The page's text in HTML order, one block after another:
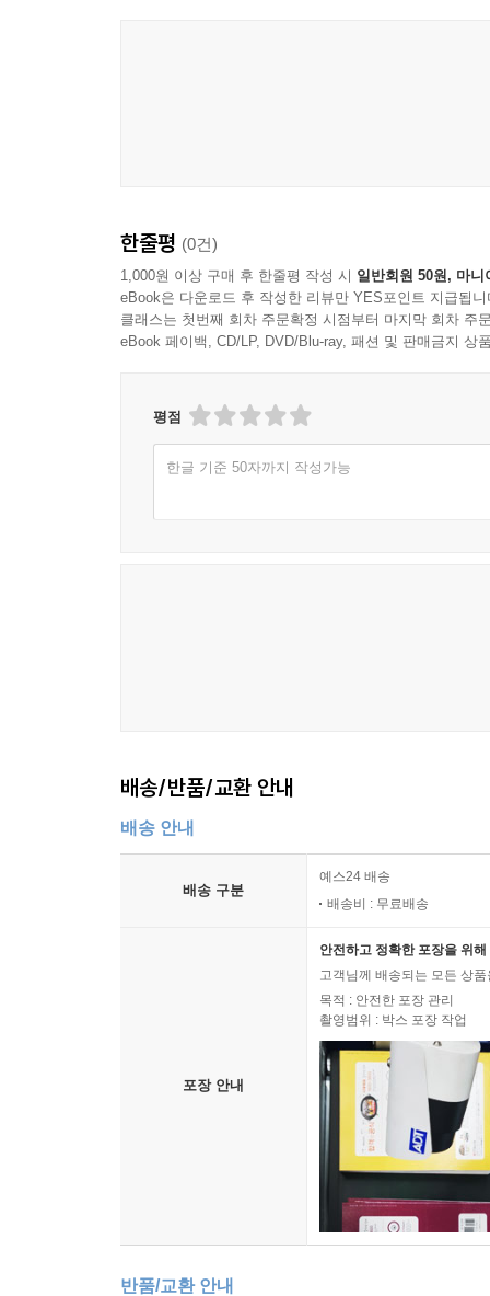
한줄평 (0건)
1,000원 이상 구매 후 한줄평 작성 시 일반회원 50원, 마니
eBook은 다운로드 후 작성한 리뷰만 YES포인트 지급됩니
클래스는 첫번째 회차 주문확정 시점부터 마지막 회차 주
eBook 페이백, CD/LP, DVD/Blu-ray, 패션 및 판매금지 상
평점
한글 기준 50자까지 작성가능
배송/반품/교환 안내
배송 안내
배송 구분
예스24 배송
배송비 : 무료배송
포장 안내
안전하고 정확한 포장을 위
고객님께 배송되는 모든 상
목적 : 안전한 포장 관리
촬영범위 : 박스 포장 작업
반품/교환 안내